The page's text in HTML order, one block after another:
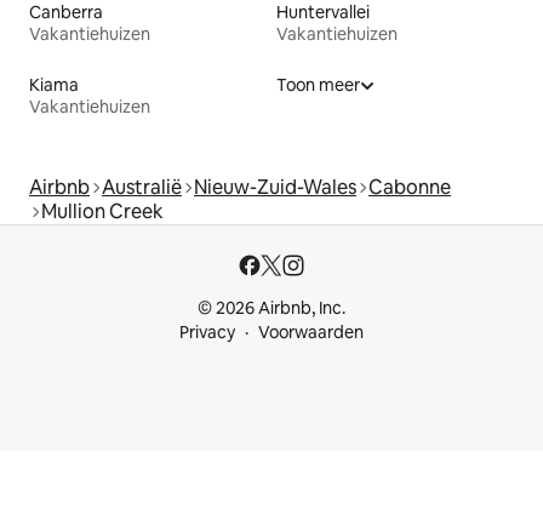
Canberra
Vakantiehuizen
Huntervallei
Vakantiehuizen
Kiama
Vakantiehuizen
Toon meer
Airbnb Australië Nieuw-Zuid-Wales Cabonne
Mullion Creek
© 2026 Airbnb, Inc.
Privacy
Voorwaarden